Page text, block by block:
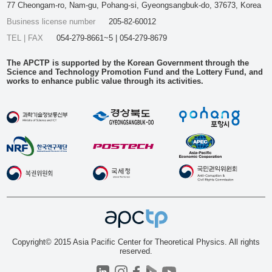
77 Cheongam-ro, Nam-gu, Pohang-si, Gyeongsangbuk-do, 37673, Korea
Business license number
205-82-60012
TEL | FAX
054-279-8661~5 | 054-279-8679
The APCTP is supported by the Korean Government through the
Science and Technology Promotion Fund and the Lottery Fund, and
works to enhance public value through its activities.
Copyright© 2015 Asia Pacific Center for Theoretical Physics. All rights
reserved.